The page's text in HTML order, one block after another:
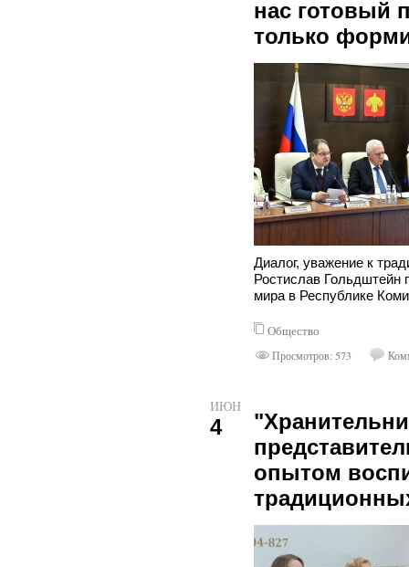
нас готовый
только
Диалог, уважение к
Ростислав Гольдштейн
мира в Республике
Общество
Просмотров: 573
ИЮН
4
опытом